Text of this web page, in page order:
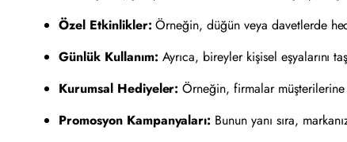
Özel Etkinlikler: Örneğin, düğün veya davetlerde
Günlük Kullanım: Ayrıca, bireyler kişisel eşyalarını
Kurumsal Hediyeler: Örneğin, firmalar
Promosyon Kampanyaları: Bunun yanı sıra,